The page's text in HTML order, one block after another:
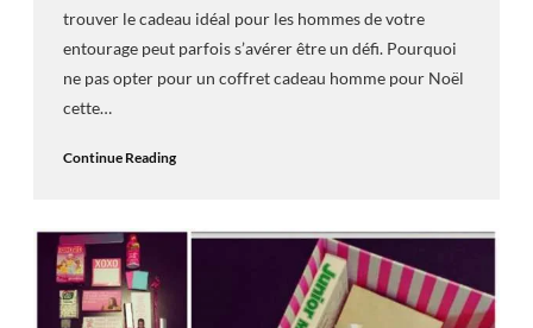
trouver le cadeau idéal pour les hommes de votre
entourage peut parfois s’avérer être un défi. Pourquoi
ne pas opter pour un coffret cadeau homme pour Noël
cette…
Continue Reading